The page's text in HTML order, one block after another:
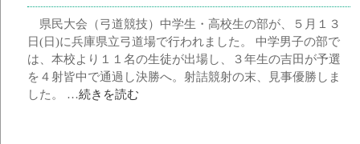
県民大会（弓道競技）中学生・高校生の部が、５月１３
日(日)に兵庫県立弓道場で行われました。 中学男子の部で
は、本校より１１名の生徒が出場し、３年生の吉田が予選
を４射皆中で通過し決勝へ。射詰競射の末、見事優勝しま
した。 …続きを読む